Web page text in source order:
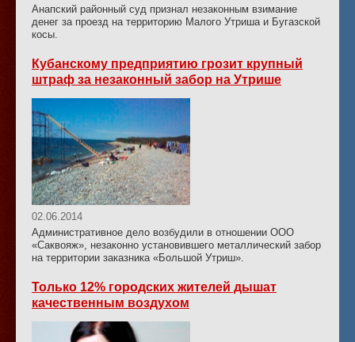
Анапский районный суд признал незаконным взимание
денег за проезд на территорию Малого Утриша и Бугазской
косы.
Кубанскому предприятию грозит крупный
штраф за незаконный забор на Утрише
02.06.2014
Административное дело возбудили в отношении ООО
«Саквояж», незаконно установившего металлический забор
на территории заказника «Большой Утриш».
Только 12% городских жителей дышат
качественным воздухом